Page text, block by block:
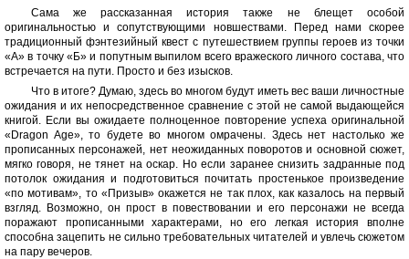
Сама же рассказанная история также не блещет особой
оригинальностью и сопутствующими новшествами. Перед нами скорее
традиционный фэнтезийный квест с путешествием группы героев из точки
«А» в точку «Б» и попутным выпилом всего вражеского личного состава, что
встречается на пути. Просто и без изысков.
Что в итоге? Думаю, здесь во многом будут иметь вес ваши личностные
ожидания и их непосредственное сравнение с этой не самой выдающейся
книгой. Если вы ожидаете полноценное повторение успеха оригинальной
«Dragon Age», то будете во многом омрачены. Здесь нет настолько же
прописанных персонажей, нет неожиданных поворотов и основной сюжет,
мягко говоря, не тянет на оскар. Но если заранее снизить задранные под
потолок ожидания и подготовиться почитать простенькое произведение
«по мотивам», то «Призыв» окажется не так плох, как казалось на первый
взгляд. Возможно, он прост в повествовании и его персонажи не всегда
поражают прописанными характерами, но его легкая история вполне
способна зацепить не сильно требовательных читателей и увлечь сюжетом
на пару вечеров.